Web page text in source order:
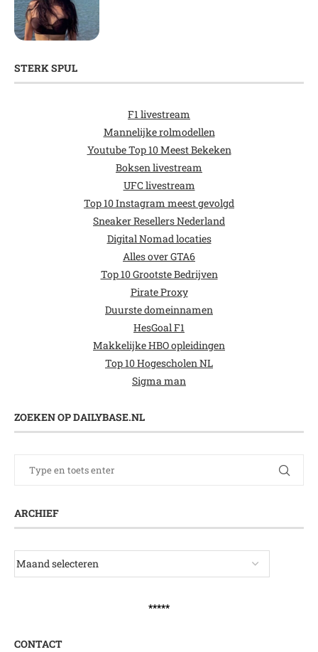
STERK SPUL
F1 livestream
Mannelijke rolmodellen
Youtube Top 10 Meest Bekeken
Boksen livestream
UFC livestream
Top 10 Instagram meest gevolgd
Sneaker Resellers Nederland
Digital Nomad locaties
Alles over GTA6
Top 10 Grootste Bedrijven
Pirate Proxy
Duurste domeinnamen
HesGoal F1
Makkelijke HBO opleidingen
Top 10 Hogescholen NL
Sigma man
ZOEKEN OP DAILYBASE.NL
ARCHIEF
*****
CONTACT